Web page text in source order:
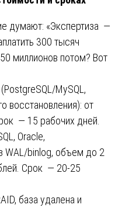
думают: «Экспертиза —
300 тысяч
миллионов потом? Вот
(PostgreSQL/MySQL,
восстановления): от
— 15 рабочих дней.
Oracle,
WAL/binlog, объем до 2
Срок — 20-25
база удалена и